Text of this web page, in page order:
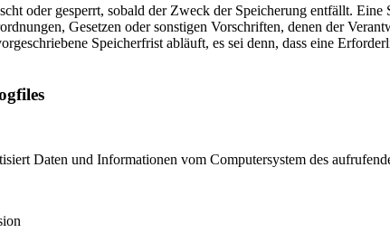
oder gesperrt, sobald der Zweck der Speicherung entfällt.
Gesetzen oder sonstigen Vorschriften, denen der
Speicherfrist abläuft, es sei denn, dass eine
Daten und Informationen vom Computersystem des